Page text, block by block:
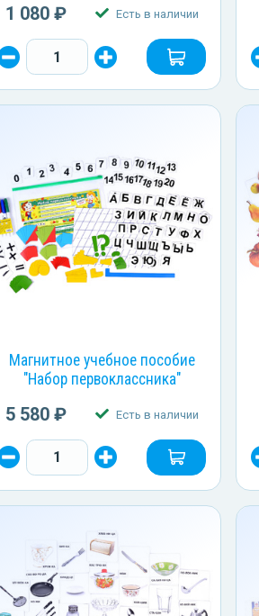
1 080 ₽ Есть в наличии
Магнитное учебное пособие
"Набор первоклассника"
5 580 ₽ Есть в наличии